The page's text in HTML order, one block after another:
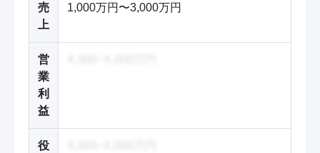
売
上
1,000万円〜3,000万円
営
業
利
益
役